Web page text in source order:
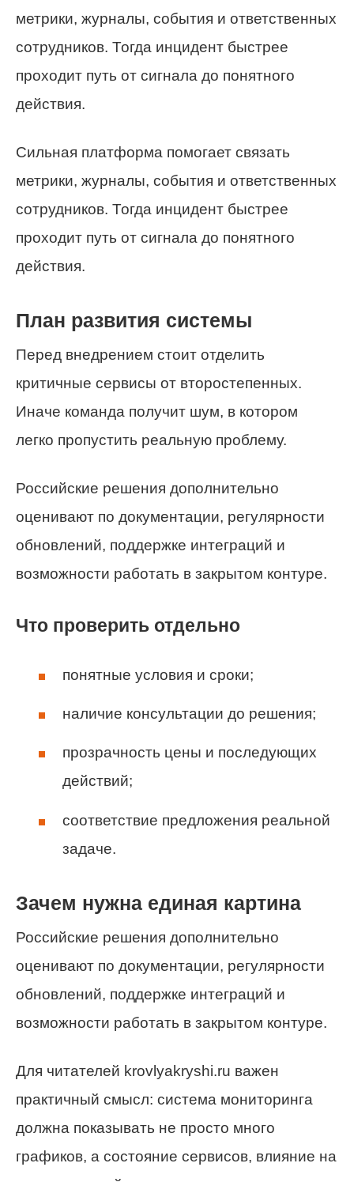
метрики, журналы, события и ответственных
сотрудников. Тогда инцидент быстрее
проходит путь от сигнала до понятного
действия.
Сильная платформа помогает связать
метрики, журналы, события и ответственных
сотрудников. Тогда инцидент быстрее
проходит путь от сигнала до понятного
действия.
План развития системы
Перед внедрением стоит отделить
критичные сервисы от второстепенных.
Иначе команда получит шум, в котором
легко пропустить реальную проблему.
Российские решения дополнительно
оценивают по документации, регулярности
обновлений, поддержке интеграций и
возможности работать в закрытом контуре.
Что проверить отдельно
понятные условия и сроки;
наличие консультации до решения;
прозрачность цены и последующих
действий;
соответствие предложения реальной
задаче.
Зачем нужна единая картина
Российские решения дополнительно
оценивают по документации, регулярности
обновлений, поддержке интеграций и
возможности работать в закрытом контуре.
Для читателей krovlyakryshi.ru важен
практичный смысл: система мониторинга
должна показывать не просто много
графиков, а состояние сервисов, влияние на